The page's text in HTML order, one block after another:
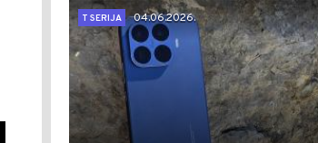
T SERIJA
04.06.2026.